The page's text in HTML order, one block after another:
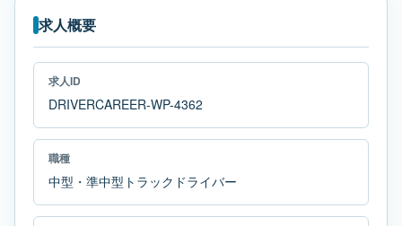
求人概要
求人ID
DRIVERCAREER-WP-4362
職種
中型・準中型トラックドライバー